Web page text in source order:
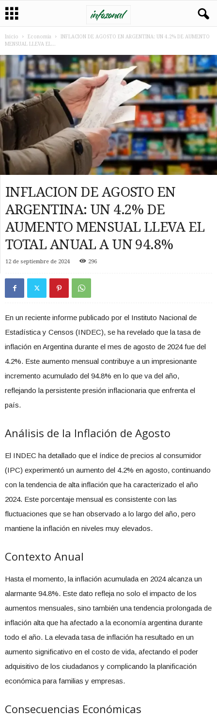
Inicio Economia
INFLACION DE AGOSTO EN ARGENTINA: UN 4.2% DE AUMENTO
MENSUAL LLEVA EL...
INFLACION DE AGOSTO EN
ARGENTINA: UN 4.2% DE
AUMENTO MENSUAL LLEVA EL
TOTAL ANUAL A UN 94.8%
12 de septiembre de 2024 296
En un reciente informe publicado por el Instituto Nacional de
Estadística y Censos (INDEC), se ha revelado que la tasa de
inflación en Argentina durante el mes de agosto de 2024 fue del
4.2%. Este aumento mensual contribuye a un impresionante
incremento acumulado del 94.8% en lo que va del año,
reflejando la persistente presión inflacionaria que enfrenta el
país.
Análisis de la Inflación de Agosto
El INDEC ha detallado que el índice de precios al consumidor
(IPC) experimentó un aumento del 4.2% en agosto, continuando
con la tendencia de alta inflación que ha caracterizado el año
2024. Este porcentaje mensual es consistente con las
fluctuaciones que se han observado a lo largo del año, pero
mantiene la inflación en niveles muy elevados.
Contexto Anual
Hasta el momento, la inflación acumulada en 2024 alcanza un
alarmante 94.8%. Este dato refleja no solo el impacto de los
aumentos mensuales, sino también una tendencia prolongada de
inflación alta que ha afectado a la economía argentina durante
todo el año. La elevada tasa de inflación ha resultado en un
aumento significativo en el costo de vida, afectando el poder
adquisitivo de los ciudadanos y complicando la planificación
económica para familias y empresas.
Consecuencias Económicas